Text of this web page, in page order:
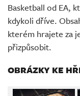
Redakce
Živě
Basketball od EA,
kdykoli dříve.
kterém hrajete za
přizpůsobit.
OBRÁZKY KE